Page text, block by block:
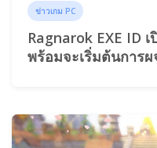
ข่าวเกม PC
Ragnarok EXE ID เปิดให้สมัครได้แล้ววันนี้!!
พร้อมจะเริ่มต้นการ